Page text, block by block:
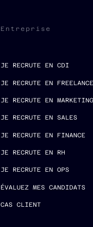
Entreprise
JE RECRUTE EN CDI
JE RECRUTE EN FREELANCE
JE RECRUTE EN MARKETING
JE RECRUTE EN SALES
JE RECRUTE EN FINANCE
JE RECRUTE EN RH
JE RECRUTE EN OPS
ÉVALUEZ MES CANDIDATS
CAS CLIENT